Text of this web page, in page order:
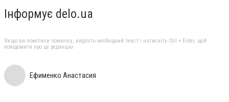
Інформує delo.ua
Якщо ви помітили помилку, виділіть необхідний текст і натисніть Ctrl + Enter, щоб
повідомити про це редакцію
Ефименко Анастасия